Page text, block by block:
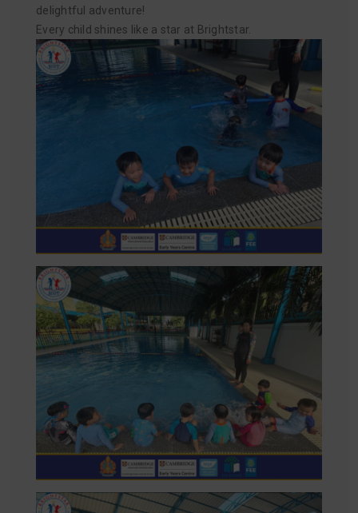
delightful adventure!
Every child shines like a star at Brightstar.